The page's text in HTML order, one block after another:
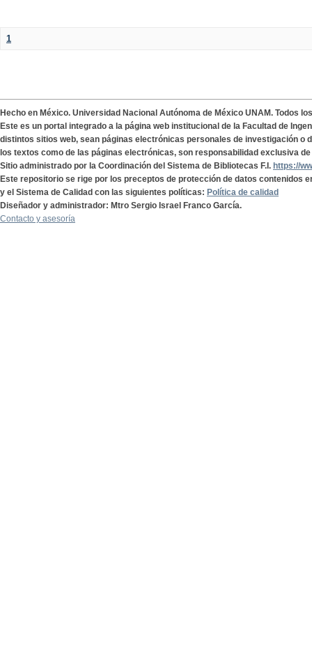
1
Hecho en México. Universidad Nacional Autónoma de México UNAM. Todos
Este es un portal integrado a la página web institucional de la Facultad de
distintos sitios web, sean páginas electrónicas personales de investigación o
los textos como de las páginas electrónicas, son responsabilidad exclusiva
Sitio administrado por la Coordinación del Sistema de Bibliotecas F.I. https://
Este repositorio se rige por los preceptos de protección de datos contenidos
y el Sistema de Calidad con las siguientes políticas: Política de calidad
Diseñador y administrador: Mtro Sergio Israel Franco García.
Contacto y asesoría